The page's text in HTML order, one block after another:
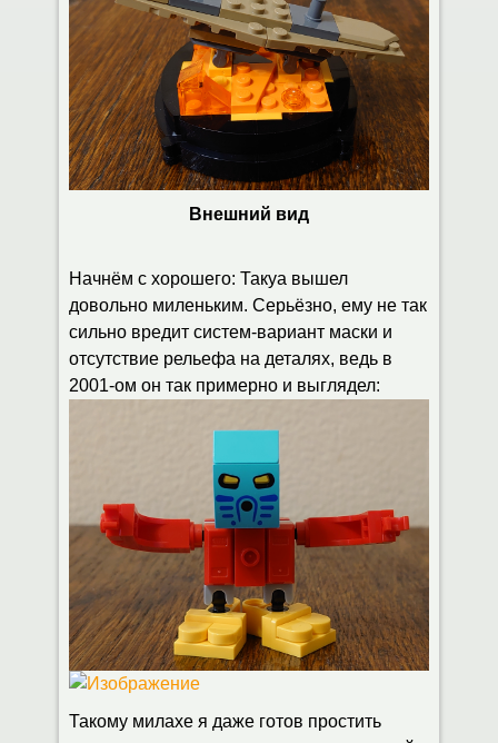
Внешний вид
Начнём с хорошего: Такуа вышел
довольно миленьким. Серьёзно, ему не так
сильно вредит систем-вариант маски и
отсутствие рельефа на деталях, ведь в
2001-ом он так примерно и выглядел:
Такому милахе я даже готов простить